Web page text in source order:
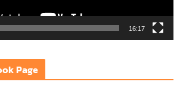
16:17
Page